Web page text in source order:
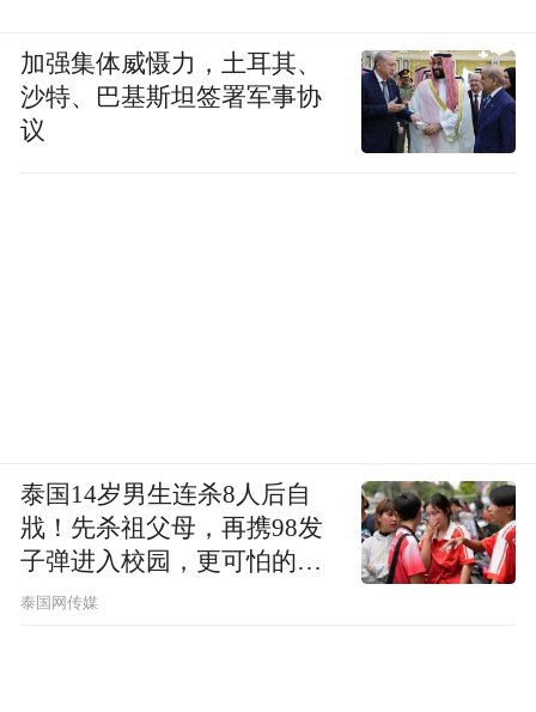
加强集体威慑力，土耳其、
沙特、巴基斯坦签署军事协
议
泰国14岁男生连杀8人后自
戕！先杀祖父母，再携98发
子弹进入校园，更可怕的细
节公布了
泰国网传媒